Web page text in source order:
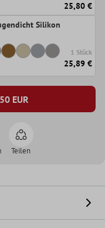
25,80 €
Silikon
1 Stück
25,89 €
EUR
Teilen